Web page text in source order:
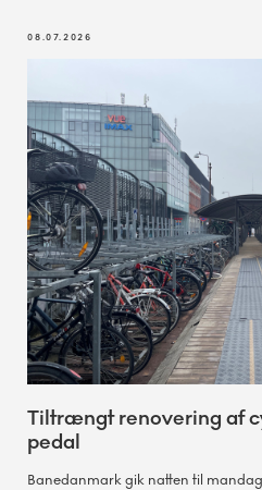
08.07.2026
Tiltrængt renovering af
pedal
Banedanmark gik natten til